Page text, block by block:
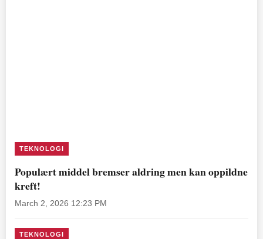
TEKNOLOGI
Populært middel bremser aldring men kan oppildne
kreft!
March 2, 2026 12:23 PM
TEKNOLOGI